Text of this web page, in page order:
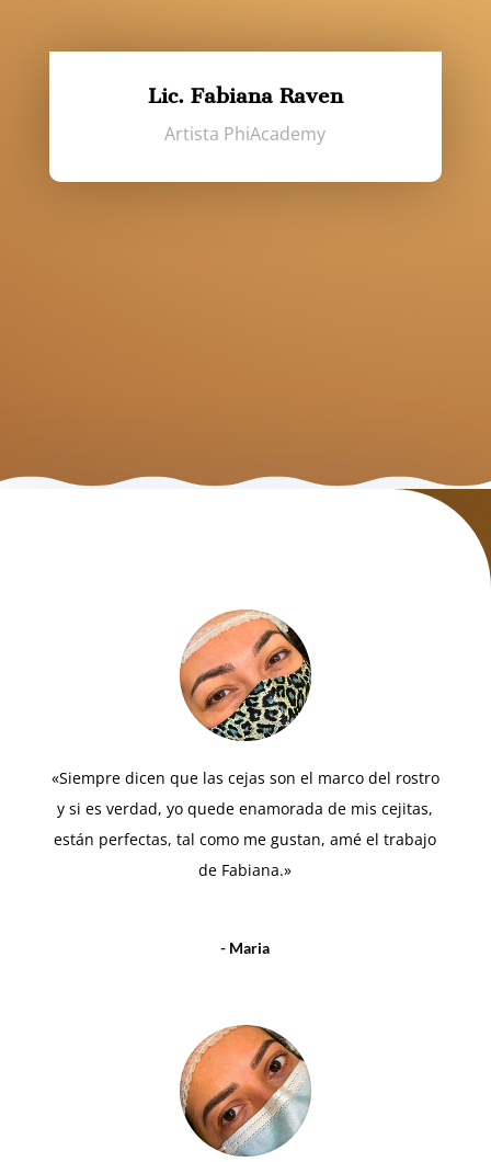
Lic. Fabiana Raven
Artista PhiAcademy
«Siempre dicen que las cejas son el marco del rostro
y si es verdad, yo quede enamorada de mis cejitas,
están perfectas, tal como me gustan, amé el trabajo
de Fabiana.»
- Maria